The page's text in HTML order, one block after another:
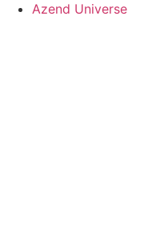
Azend Universe